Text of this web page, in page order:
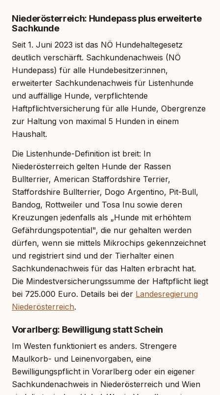
Niederösterreich: Hundepass plus erweiterte
Sachkunde
Seit 1. Juni 2023 ist das NÖ Hundehaltegesetz
deutlich verschärft. Sachkundenachweis (NÖ
Hundepass) für alle Hundebesitzer:innen,
erweiterter Sachkundenachweis für Listenhunde
und auffällige Hunde, verpflichtende
Haftpflichtversicherung für alle Hunde, Obergrenze
zur Haltung von maximal 5 Hunden in einem
Haushalt.
Die Listenhunde-Definition ist breit: In
Niederösterreich gelten Hunde der Rassen
Bullterrier, American Staffordshire Terrier,
Staffordshire Bullterrier, Dogo Argentino, Pit-Bull,
Bandog, Rottweiler und Tosa Inu sowie deren
Kreuzungen jedenfalls als „Hunde mit erhöhtem
Gefährdungspotential", die nur gehalten werden
dürfen, wenn sie mittels Mikrochips gekennzeichnet
und registriert sind und der Tierhalter einen
Sachkundenachweis für das Halten erbracht hat.
Die Mindestversicherungssumme der Haftpflicht liegt
bei 725.000 Euro. Details bei der Landesregierung
Niederösterreich.
Vorarlberg: Bewilligung statt Schein
Im Westen funktioniert es anders. Strengere
Maulkorb- und Leinenvorgaben, eine
Bewilligungspflicht in Vorarlberg oder ein eigener
Sachkundenachweis in Niederösterreich und Wien